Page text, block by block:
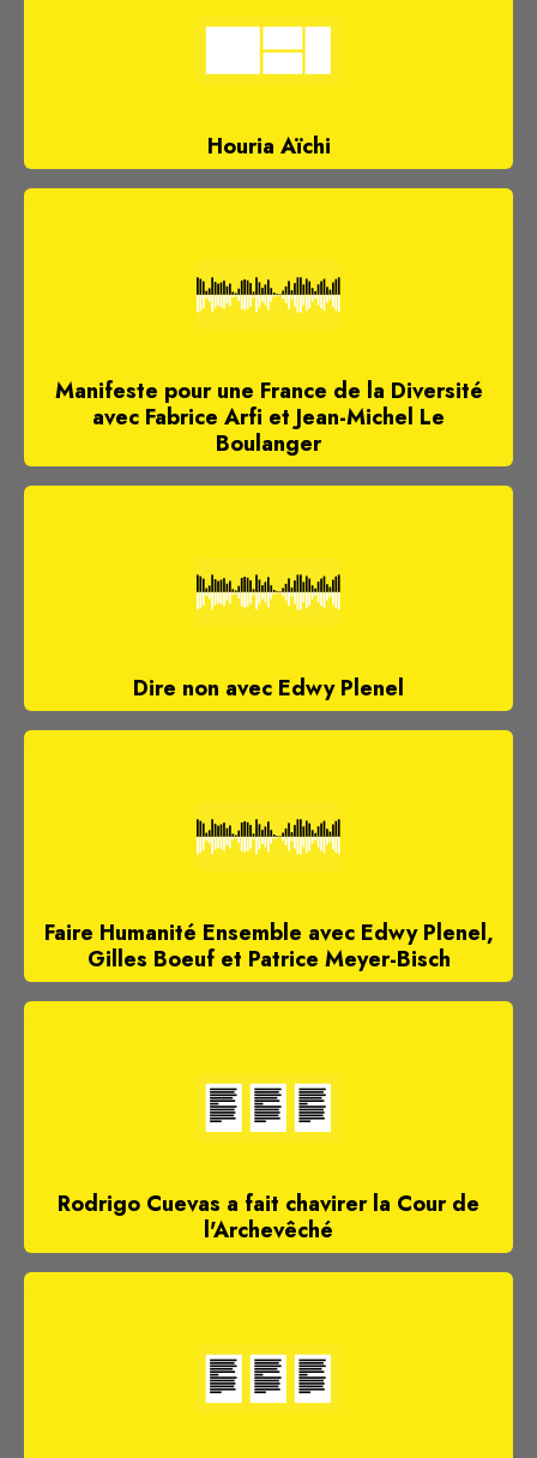
Houria Aïchi
Manifeste pour une France de la Diversité
avec Fabrice Arfi et Jean-Michel Le
Boulanger
Dire non avec Edwy Plenel
Faire Humanité Ensemble avec Edwy Plenel,
Gilles Boeuf et Patrice Meyer-Bisch
Rodrigo Cuevas a fait chavirer la Cour de
l'Archevêché